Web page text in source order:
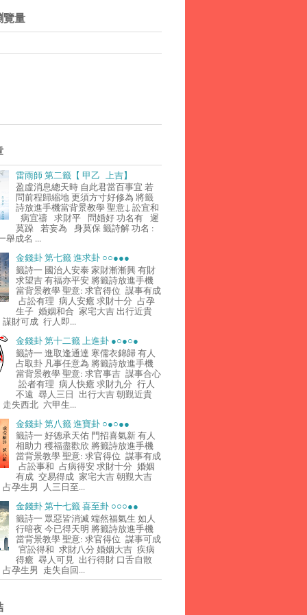
覽量
雷雨師 第二籤【 甲乙 上吉】
盈虛消息總天時 自此君當百事宜 若
問前程歸縮地 更須方寸好修為 將籤
詩放進手機當背景教學 聖意↓ 訟宜和
病宜禱 求財平 問婚好 功名有 遲
莫躁 若妄為 身莫保 籤詩解 功名 :
舉成名 ...
金錢卦 第七籤 進求卦 ○○●●●
籤詩一 國治人安泰 家財漸漸興 有財
求望吉 有福亦平安 將籤詩放進手機
當背景教學 聖意: 求官得位 謀事有成
占訟有理 病人安癒 求財十分 占孕
生子 婚姻和合 家宅大吉 出行近貴
財可成 行人即...
金錢卦 第十二籤 上進卦 ●○●○●
籤詩一 進取逢通達 寒儒衣錦歸 有人
占取卦 凡事任意為 將籤詩放進手機
當背景教學 聖意: 求官事吉 謀事合心
訟者有理 病人快癒 求財九分 行人
不遠 尋人三日 出行大吉 朝覲近貴
失西北 六甲生...
金錢卦 第八籤 進寶卦 ○●○●●
籤詩一 好德承天佑 門招喜氣新 有人
相助力 穫福盡歡欣 將籤詩放進手機
當背景教學 聖意: 求官得位 謀事有成
占訟事和 占病得安 求財十分 婚姻
有成 交易得成 家宅大吉 朝覲大吉
孕生男 人三日至...
金錢卦 第十七籤 喜至卦 ○○○●●
籤詩一 眾惡皆消滅 端然福氣生 如人
行暗夜 今已得天明 將籤詩放進手機
當背景教學 聖意: 求官得位 謀事可成
官訟得和 求財八分 婚姻大吉 疾病
得癒 尋人可見 出行得財 口舌自散
孕生男 走失自回...